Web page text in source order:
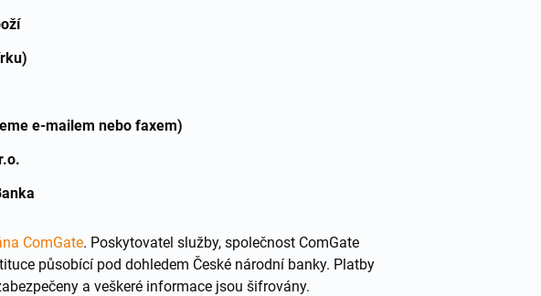
e-mailem nebo faxem)
ComGate. Poskytovatel služby, společnost ComGate
působící pod dohledem České národní banky. Platby
a veškeré informace jsou šifrovány.